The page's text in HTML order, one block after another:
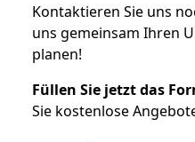
Kontaktieren Sie uns
uns gemeinsam Ihren
planen!
Füllen Sie jetzt das
Sie kostenlose